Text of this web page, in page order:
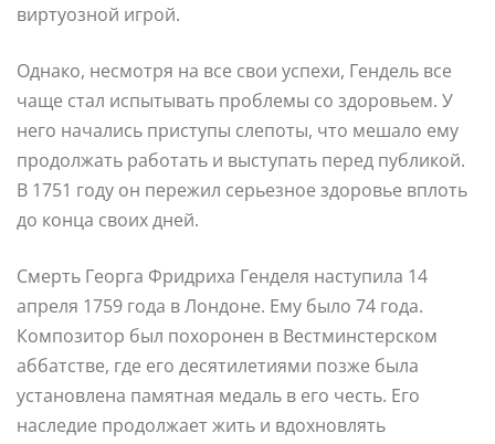
виртуозной игрой.
Однако, несмотря на все свои успехи, Гендель все
чаще стал испытывать проблемы со здоровьем. У
него начались приступы слепоты, что мешало ему
продолжать работать и выступать перед публикой.
В 1751 году он пережил серьезное здоровье вплоть
до конца своих дней.
Смерть Георга Фридриха Генделя наступила 14
апреля 1759 года в Лондоне. Ему было 74 года.
Композитор был похоронен в Вестминстерском
аббатстве, где его десятилетиями позже была
установлена памятная медаль в его честь. Его
наследие продолжает жить и вдохновлять